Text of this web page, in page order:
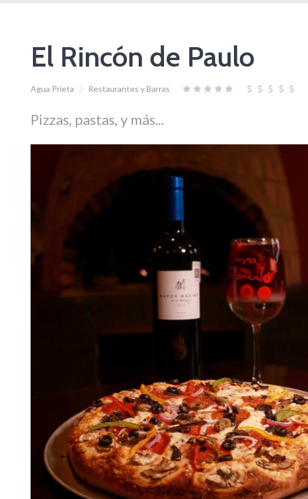
El Rincón de Paulo
Agua Prieta Restaurantes y Barras
Pizzas, pastas, y más...